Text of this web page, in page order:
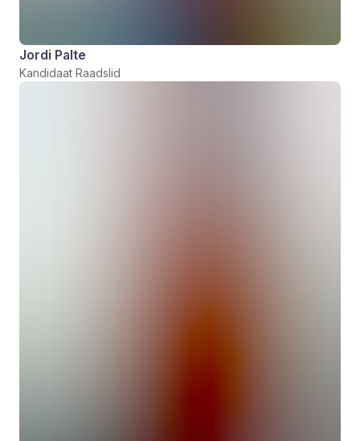
Jordi Palte
Kandidaat Raadslid